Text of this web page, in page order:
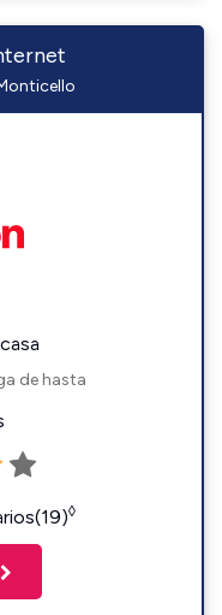
de hasta
◊